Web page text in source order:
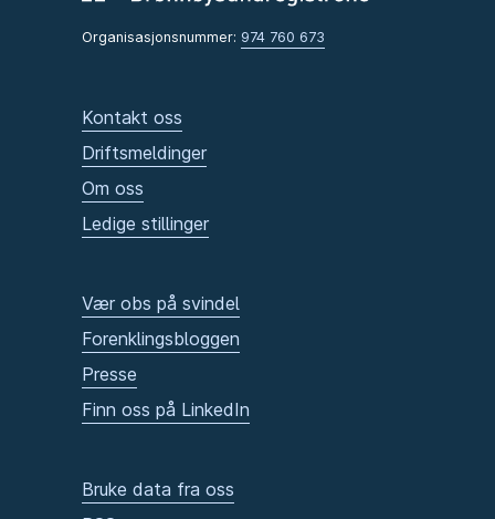
Organisasjonsnummer: 974 760 673
Kontakt oss
Driftsmeldinger
Om oss
Ledige stillinger
Vær obs på svindel
Forenklingsbloggen
Presse
Finn oss på LinkedIn
Bruke data fra oss